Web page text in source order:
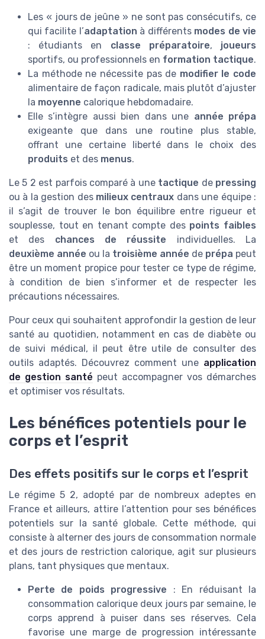
Les « jours de jeûne » ne sont pas consécutifs, ce
qui facilite l’adaptation à différents modes de vie
: étudiants en classe préparatoire, joueurs
sportifs, ou professionnels en formation tactique.
La méthode ne nécessite pas de modifier le code
alimentaire de façon radicale, mais plutôt d’ajuster
la moyenne calorique hebdomadaire.
Elle s’intègre aussi bien dans une année prépa
exigeante que dans une routine plus stable,
offrant une certaine liberté dans le choix des
produits et des menus.
Le 5 2 est parfois comparé à une tactique de pressing
ou à la gestion des milieux centraux dans une équipe :
il s’agit de trouver le bon équilibre entre rigueur et
souplesse, tout en tenant compte des points faibles
et des chances de réussite individuelles. La
deuxième année ou la troisième année de prépa peut
être un moment propice pour tester ce type de régime,
à condition de bien s’informer et de respecter les
précautions nécessaires.
Pour ceux qui souhaitent approfondir la gestion de leur
santé au quotidien, notamment en cas de diabète ou
de suivi médical, il peut être utile de consulter des
outils adaptés. Découvrez comment une application
de gestion santé peut accompagner vos démarches
et optimiser vos résultats.
Les bénéfices potentiels pour le
corps et l’esprit
Des effets positifs sur le corps et l’esprit
Le régime 5 2, adopté par de nombreux adeptes en
France et ailleurs, attire l’attention pour ses bénéfices
potentiels sur la santé globale. Cette méthode, qui
consiste à alterner des jours de consommation normale
et des jours de restriction calorique, agit sur plusieurs
plans, tant physiques que mentaux.
Perte de poids progressive : En réduisant la
consommation calorique deux jours par semaine, le
corps apprend à puiser dans ses réserves. Cela
favorise une marge de progression intéressante